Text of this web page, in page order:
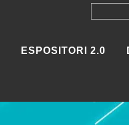
ESPOSITORI 2.0